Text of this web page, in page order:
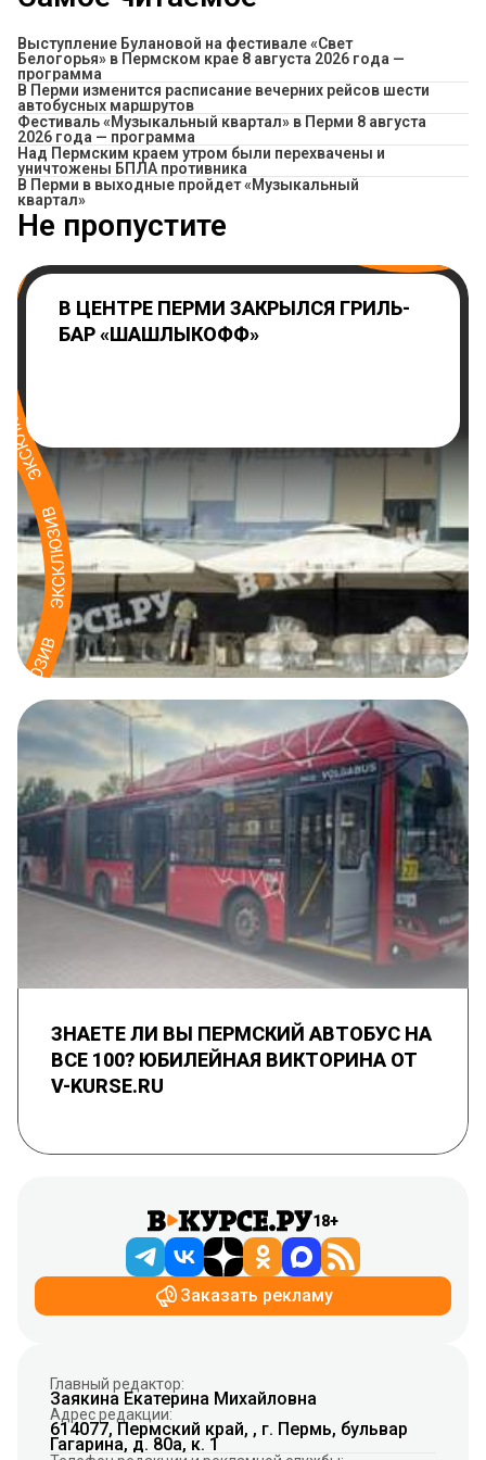
Выступление Булановой на фестивале «Свет
Белогорья» в Пермском крае 8 августа 2026 года —
программа
​В Перми изменится расписание вечерних рейсов шести
автобусных маршрутов
Фестиваль «Музыкальный квартал» в Перми 8 августа
2026 года — программа
Над Пермским краем утром были перехвачены и
уничтожены БПЛА противника
В Перми в выходные пройдет «Музыкальный
квартал»
Не пропустите
В ЦЕНТРЕ ПЕРМИ ЗАКРЫЛСЯ ГРИЛЬ-
БАР «ШАШЛЫКОФФ»
ЗНАЕТЕ ЛИ ВЫ ПЕРМСКИЙ АВТОБУС НА
ВСЕ 100? ЮБИЛЕЙНАЯ ВИКТОРИНА ОТ
V-KURSE.RU
18+
Заказать рекламу
Главный редактор:
Заякина Екатерина Михайловна
Адрес редакции:
614077, Пермский край, , г. Пермь, бульвар
Гагарина, д. 80а, к. 1